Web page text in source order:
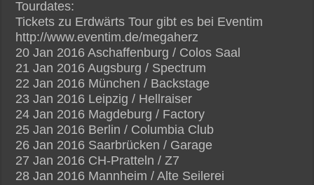
Tourdates:
Tickets zu Erdwärts Tour gibt es bei Eventim
http://www.eventim.de/megaherz
20 Jan 2016 Aschaffenburg / Colos Saal
21 Jan 2016 Augsburg / Spectrum
22 Jan 2016 München / Backstage
23 Jan 2016 Leipzig / Hellraiser
24 Jan 2016 Magdeburg / Factory
25 Jan 2016 Berlin / Columbia Club
26 Jan 2016 Saarbrücken / Garage
27 Jan 2016 CH-Pratteln / Z7
28 Jan 2016 Mannheim / Alte Seilerei